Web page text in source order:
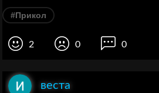
#Прикол
2 0 0
веста